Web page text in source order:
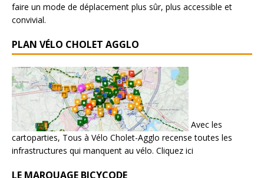
faire un mode de déplacement plus sûr, plus accessible et
convivial.
PLAN VÉLO CHOLET AGGLO
Avec les
cartoparties, Tous à Vélo Cholet-Agglo recense toutes les
infrastructures qui manquent au vélo. Cliquez ici
LE MARQUAGE BICYCODE